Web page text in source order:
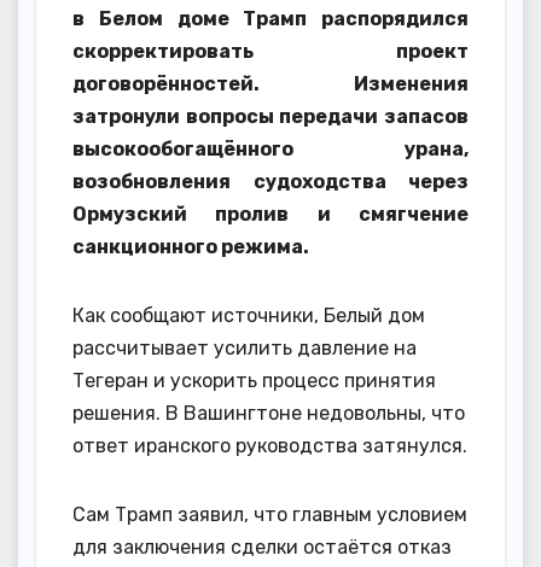
в Белом доме Трамп распорядился
скорректировать проект
договорённостей. Изменения
затронули вопросы передачи запасов
высокообогащённого урана,
возобновления судоходства через
Ормузский пролив и смягчение
санкционного режима.
Как сообщают источники, Белый дом
рассчитывает усилить давление на
Тегеран и ускорить процесс принятия
решения. В Вашингтоне недовольны, что
ответ иранского руководства затянулся.
Сам Трамп заявил, что главным условием
для заключения сделки остаётся отказ